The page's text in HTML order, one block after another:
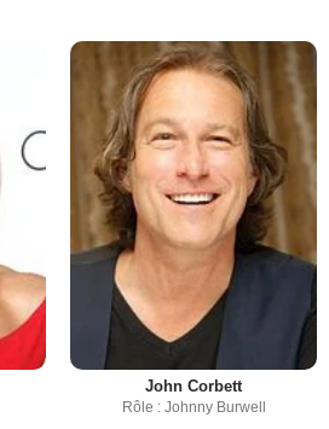
John Corbett
Rôle : Johnny Burwell